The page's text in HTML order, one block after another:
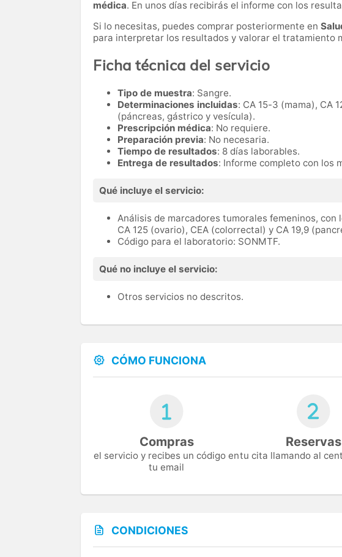
médica. En unos días recibirás el informe con los
Si lo necesitas, puedes comprar posteriormente en
para interpretar los resultados y valorar el tratamiento
Ficha técnica del servicio
Tipo de muestra: Sangre.
Determinaciones incluidas: CA 15-3 (mama), CA
(páncreas, gástrico y vesícula).
Prescripción médica: No requiere.
Preparación previa: No necesaria.
Tiempo de resultados: 8 días laborables.
Entrega de resultados: Informe completo con los
Qué incluye el servicio:
Análisis de marcadores tumorales femeninos,
CA 125 (ovario), CEA (colorrectal) y CA 19,9
Código para el laboratorio: SONMTF.
Qué no incluye el servicio:
Otros servicios no descritos.
CÓMO FUNCIONA
Compras
el servicio y recibes un código en
tu email
Reservas
tu cita llamando al
CONDICIONES